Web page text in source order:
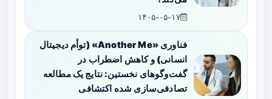
۱۴۰۵-۰۵-۱۷
فناوری «Another Me» (توأم دیجیتال
انسانی) و کاهش اضطراب در
گفت‌وگوهای نخستین: نتایج یک مطالعه
تصادفی‌سازی شده اکتشافی